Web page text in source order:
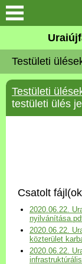
Köszöntő
Elérhetőségek
Uraiújfalu
Választási
Program
Testületi
Testületi
testületi ülés
Csatolt
2020.06.22.
2020.06.22.
közterület
2020.06.22.